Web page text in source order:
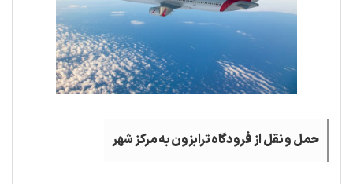
حمل و نقل از فرودگاه ترابزون به مرکز شهر